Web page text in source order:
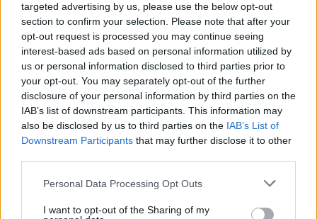
targeted advertising by us, please use the below opt-out
section to confirm your selection. Please note that after your
opt-out request is processed you may continue seeing
interest-based ads based on personal information utilized by
us or personal information disclosed to third parties prior to
your opt-out. You may separately opt-out of the further
disclosure of your personal information by third parties on the
IAB’s list of downstream participants. This information may
also be disclosed by us to third parties on the IAB’s List of
Downstream Participants that may further disclose it to other
Please note that this website/app uses one or more Google
not limited to your visit or usage behaviour. You may click to
Personal Data Processing Opt Outs
I want to opt-out of the Sharing of my
La fine della carriera
Nel 2004 il Golden Boy decise di entrare
definitivamente nella storia, realizzando un
record incredibile.Sconfiggendo il tedesco
Felix Sturm nei pesi medi, ottenne la sesta
cintura in sei categorie differenti.
conquista delle cinture WBA, WBC ed IBF
sfidandoBernard Hopkins, pugile imbattuto da